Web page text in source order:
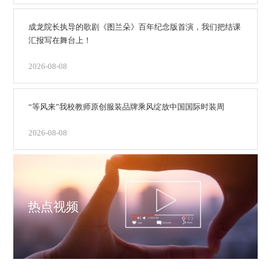
成龙院长执导的歌剧《图兰朵》百年纪念版首演，我们把结课
汇报写在舞台上！
2026-08-08
“等风来”我校教师原创服装品牌乘风绽放中国国际时装周
2026-08-08
热点视频